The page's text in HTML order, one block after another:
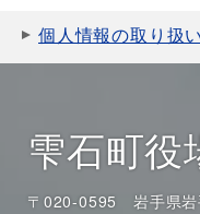
個人情報の取り扱
雫石町役
〒020-0595 岩手県岩